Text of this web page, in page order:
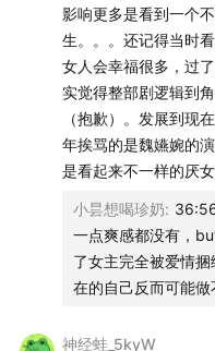
影响更多是看到一个
生。。。还记得当时
女人会幸福很多，过
实觉得整部剧逻辑到
（抱歉）。发展到现
年挨骂的是魏嬿婉的
是看起来不一样的厌女
小昙想喝珍奶:
一点爽感都没有，
了女主完全被爱情
在的自己反而可能
神经蛙_5kyW